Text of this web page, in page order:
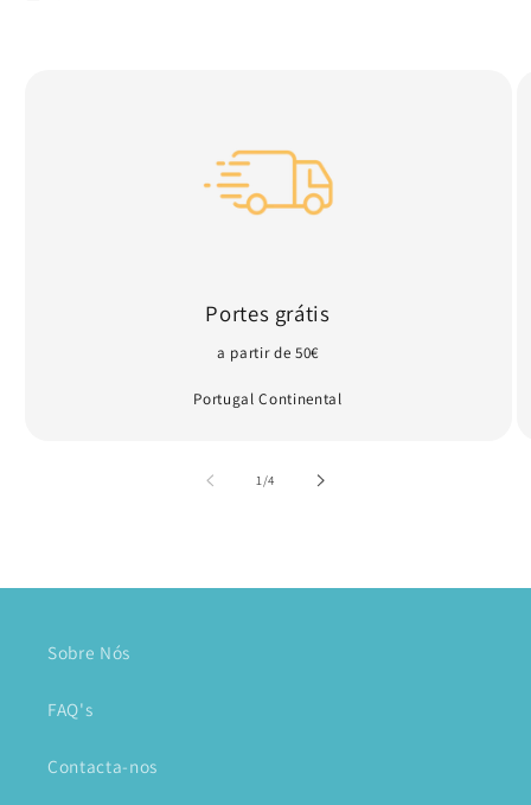
Portes grátis
a partir de 50€
Portugal Continental
1/de
4
Sobre Nós
FAQ's
Contacta-nos